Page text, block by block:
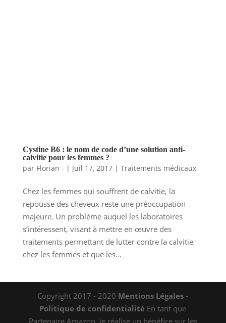
Cystine B6 : le nom de code d’une solution anti-
calvitie pour les femmes ?
par Florian - | Juil 17, 2017| Traitements médicaux
Chez les femmes qui souffrent de calvitie, la
repousse des cheveux reste une préoccupation
majeure. Un problème auquel les laboratoires
s’intéressent, visant à mettre en œuvre des
traitements permettant de lutter contre la calvitie
chez les femmes et que les...
Copyright 2017 - 2020 Mentions Légales -
Politique de confidentialité En tant que
Partenaire Amazon, je réalise un bénéfice sur les